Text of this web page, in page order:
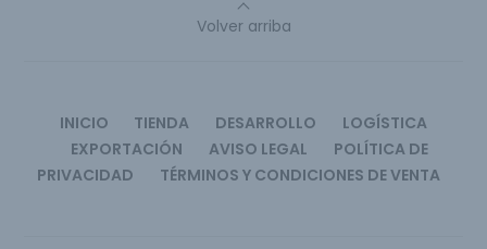
Volver arriba
INICIO TIENDA DESARROLLO
LOGÍSTICA
EXPORTACIÓN
AVISO LEGAL
POLÍTICA DE
PRIVACIDAD
TÉRMINOS Y CONDICIONES DE VENTA